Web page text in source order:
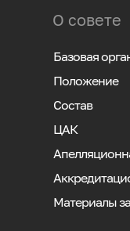
О совете
Базовая
Положение
Состав
ЦАК
Материалы